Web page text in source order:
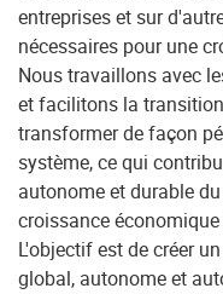
entreprises et sur
nécessaires pour une
Nous travaillons avec
et facilitons la
transformer de façon
système, ce qui
autonome et durable
croissance
L'objectif est de créer
global, autonome et